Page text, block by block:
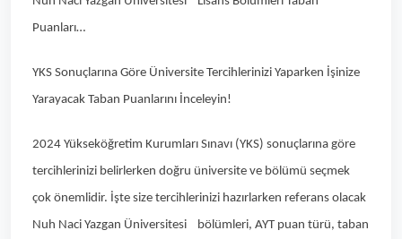
Puanları…
YKS Sonuçlarına Göre Üniversite Tercihlerinizi Yaparken İşinize
Yarayacak Taban Puanlarını İnceleyin!
2024 Yükseköğretim Kurumları Sınavı (YKS) sonuçlarına göre
tercihlerinizi belirlerken doğru üniversite ve bölümü seçmek
çok önemlidir. İşte size tercihlerinizi hazırlarken referans olacak
Nuh Naci Yazgan Üniversitesi bölümleri, AYT puan türü, taban